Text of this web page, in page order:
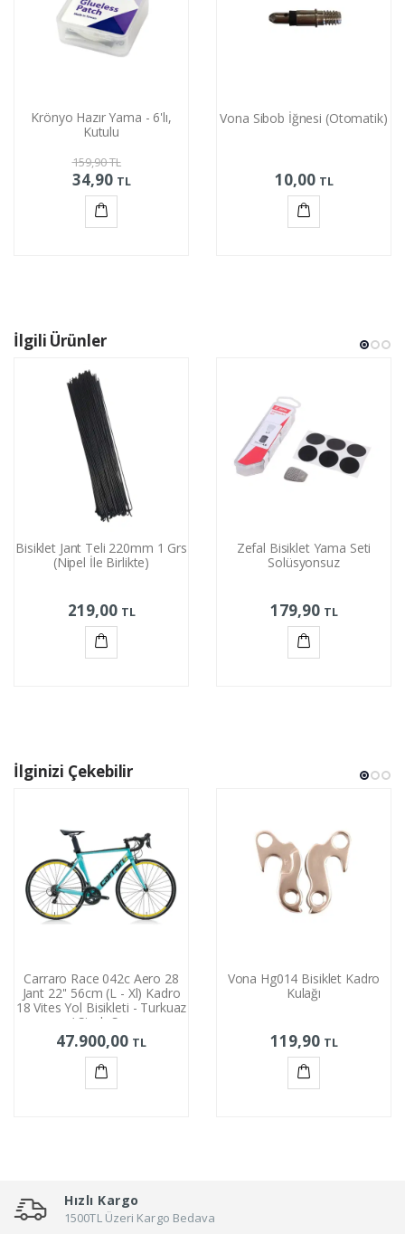
Krönyo Hazır Yama - 6'lı,
Kutulu
159,90TL
34,90 TL
Vona Sibob İğnesi (Otomatik)
10,00 TL
İlgili Ürünler
Bisiklet Jant Teli 220mm 1 Grs
(Nipel İle Birlikte)
219,00 TL
Zefal Bisiklet Yama Seti
Solüsyonsuz
179,90 TL
İlginizi Çekebilir
Carraro Race 042c Aero 28
Jant 22'' 56cm (L - Xl) Kadro
18 Vites Yol Bisikleti - Turkuaz
/ Siyah Sarı
47.900,00 TL
Vona Hg014 Bisiklet Kadro
Kulağı
119,90 TL
Hızlı Kargo
1500TL Üzeri Kargo Bedava